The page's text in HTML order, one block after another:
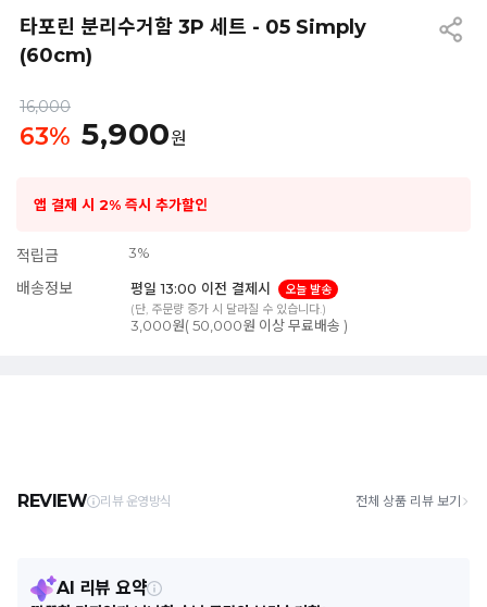
타포린 분리수거함 3P 세트 - 05 Simply
(60cm)
16,000
63% 5,900원
앱 결제 시 2% 즉시 추가할인
적립금 3%
배송정보 평일 13:00 이전 결제시
오늘 발송
(단, 주문량 증가 시 달라질 수 있습니다.)
3,000원( 50,000원 이상 무료배송 )